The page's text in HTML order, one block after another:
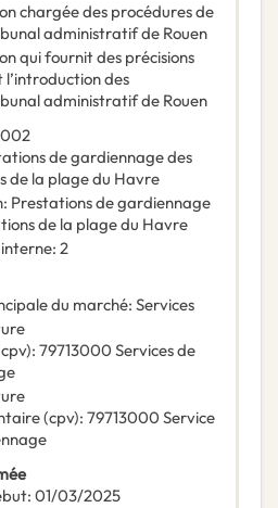
chargée des procédures de
administratif de Rouen
qui fournit des précisions
des
administratif de Rouen
de gardiennage des
de la plage du Havre
: Prestations de gardiennage
de la plage du Havre
: 2
du marché: Services
cpv): 79713000 Services de
(cpv): 79713000 Service
: 01/03/2025